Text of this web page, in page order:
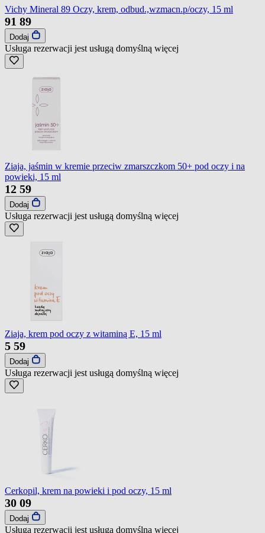
Vichy Mineral 89 Oczy, krem, odbud.,wzmacn.p/oczy, 15 ml
91 89
Dodaj
Usługa rezerwacji jest usługą domyślną więcej
Ziaja, jaśmin w kremie przeciw zmarszczkom 50+ pod oczy i na
powieki, 15 ml
12 59
Dodaj
Usługa rezerwacji jest usługą domyślną więcej
Ziaja, krem pod oczy z witaminą E, 15 ml
5 59
Dodaj
Usługa rezerwacji jest usługą domyślną więcej
Cerkopil, krem na powieki i pod oczy, 15 ml
30 09
Dodaj
Usługa rezerwacji jest usługą domyślną więcej